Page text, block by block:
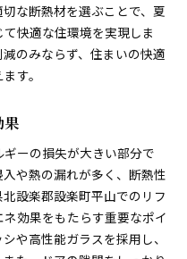
な断熱材を選ぶことで、夏
快適な住環境を実現しま
のみならず、住まいの快適
す。
果
ーの損失が大きい部分で
や熱の漏れが多く、断熱性
設楽郡設楽町平山でのリフ
効果をもたらす重要なポイ
や高性能ガラスを採用し、